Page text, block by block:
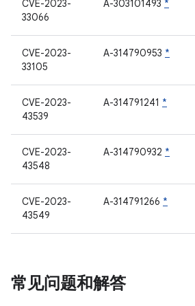
CVE-2023-
33066
A-303101493 *
CVE-2023-
33105
A-314790953 *
CVE-2023-
43539
A-314791241 *
CVE-2023-
43548
A-314790932 *
CVE-2023-
43549
A-314791266 *
常见问题和解答